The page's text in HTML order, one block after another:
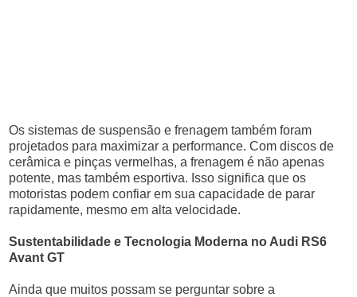
Os sistemas de suspensão e frenagem também foram
projetados para maximizar a performance. Com discos de
cerâmica e pinças vermelhas, a frenagem é não apenas
potente, mas também esportiva. Isso significa que os
motoristas podem confiar em sua capacidade de parar
rapidamente, mesmo em alta velocidade.
Sustentabilidade e Tecnologia Moderna no Audi RS6
Avant GT
Ainda que muitos possam se perguntar sobre a